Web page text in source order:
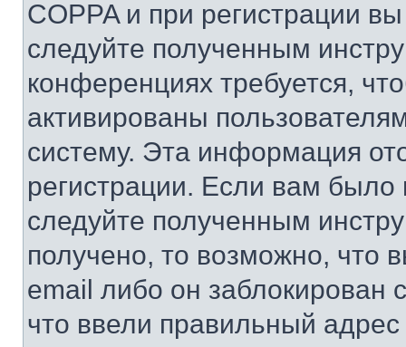
COPPA и при регистрации
следуйте полученным
конференциях требуется,
активированы
систему. Эта информация
регистрации. Если вам
следуйте полученным
получено, то возможно, что
email либо он
что ввели правильный адрес